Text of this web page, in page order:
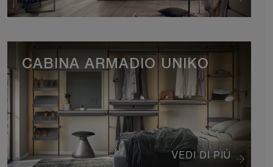
VEDI DI PIÙ
CABINA ARMADIO UNIKO